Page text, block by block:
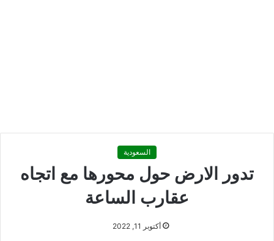
السعودية
تدور الارض حول محورها مع اتجاه
عقارب الساعة
أكتوبر 11, 2022